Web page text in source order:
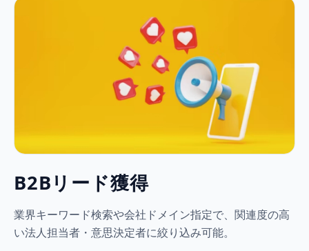
B2Bリード獲得
業界キーワード検索や会社ドメイン指定で、関連度の高
い法人担当者・意思決定者に絞り込み可能。